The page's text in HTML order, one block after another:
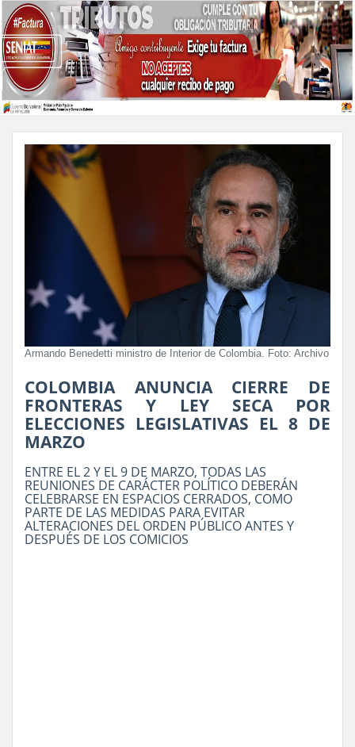
Armando Benedetti ministro de Interior de Colombia. Foto: Archivo
COLOMBIA ANUNCIA CIERRE DE
FRONTERAS Y LEY SECA POR
ELECCIONES LEGISLATIVAS EL 8 DE
MARZO
ENTRE EL 2 Y EL 9 DE MARZO, TODAS LAS
REUNIONES DE CARÁCTER POLÍTICO DEBERÁN
CELEBRARSE EN ESPACIOS CERRADOS, COMO
PARTE DE LAS MEDIDAS PARA EVITAR
ALTERACIONES DEL ORDEN PÚBLICO ANTES Y
DESPUÉS DE LOS COMICIOS